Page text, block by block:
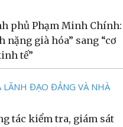
phủ Phạm Minh Chính:
nặng già hóa” sang “cơ
tế”
LÃNH ĐẠO ĐẢNG VÀ NHÀ
tác kiểm tra, giám sát